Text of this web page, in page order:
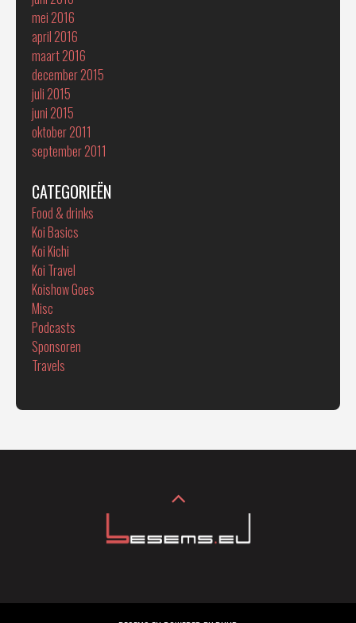
mei 2016
april 2016
maart 2016
december 2015
juli 2015
juni 2015
oktober 2011
september 2011
CATEGORIEËN
Food & drinks
Koi Basics
Koi Kichi
Koi Travel
Koishow Goes
Misc
Podcasts
Sponsoren
Travels